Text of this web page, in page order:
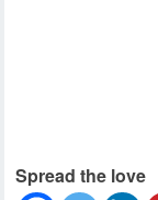
Spread the love